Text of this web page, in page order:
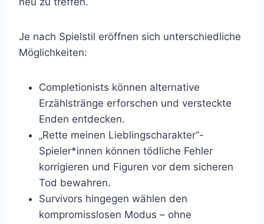
Je nach Spielstil eröffnen sich unterschiedliche
Möglichkeiten:
Completionists können alternative
Erzählstränge erforschen und versteckte
Enden entdecken.
„Rette meinen Lieblingscharakter“-
Spieler*innen können tödliche Fehler
korrigieren und Figuren vor dem sicheren
Tod bewahren.
Survivors hingegen wählen den
kompromisslosen Modus – ohne